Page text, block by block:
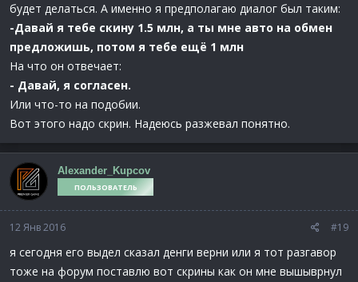
будет делаться. А именно я предполагаю диалог был таким:
-Давай я тебе скину 1.5 млн, а ты мне авто на обмен
предложишь, потом я тебе ещё 1 млн
На что он отвечает:
- Давай, я согласен.
Или что-то на подобии.
Вот этого надо скрин. Надеюсь разжевал понятно.
Alexander_Kupcov
ПОЛЬЗОВАТЕЛЬ
12 Янв 2016 #19
я сегодня его выдел сказал денги верни или я тот разгавор
тоже на форум поставлю вот скрины как он мне вышыврнул